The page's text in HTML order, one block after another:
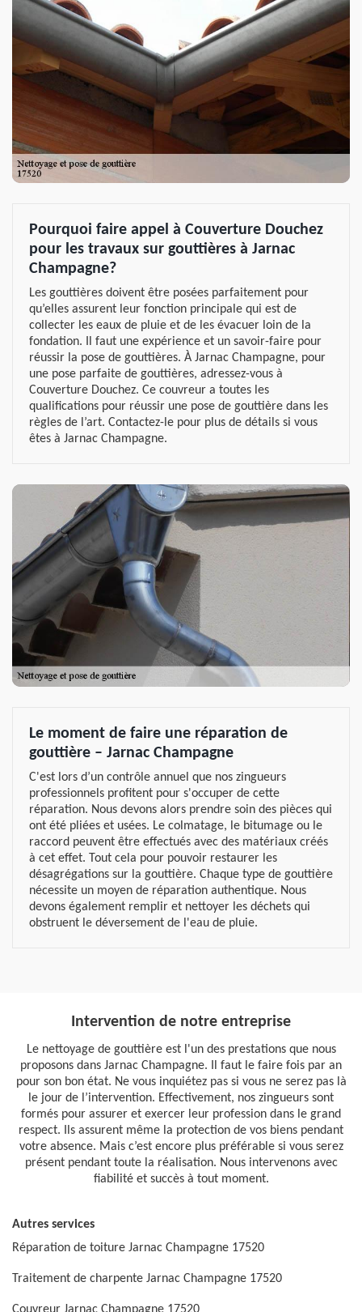
Pourquoi faire appel à Couverture Douchez
pour les travaux sur gouttières à Jarnac
Champagne?
Les gouttières doivent être posées parfaitement pour
qu’elles assurent leur fonction principale qui est de
collecter les eaux de pluie et de les évacuer loin de la
fondation. Il faut une expérience et un savoir-faire pour
réussir la pose de gouttières. À Jarnac Champagne, pour
une pose parfaite de gouttières, adressez-vous à
Couverture Douchez. Ce couvreur a toutes les
qualifications pour réussir une pose de gouttière dans les
règles de l’art. Contactez-le pour plus de détails si vous
êtes à Jarnac Champagne.
Le moment de faire une réparation de
gouttière – Jarnac Champagne
C'est lors d’un contrôle annuel que nos zingueurs
professionnels profitent pour s'occuper de cette
réparation. Nous devons alors prendre soin des pièces qui
ont été pliées et usées. Le colmatage, le bitumage ou le
raccord peuvent être effectués avec des matériaux créés
à cet effet. Tout cela pour pouvoir restaurer les
désagrégations sur la gouttière. Chaque type de gouttière
nécessite un moyen de réparation authentique. Nous
devons également remplir et nettoyer les déchets qui
obstruent le déversement de l'eau de pluie.
Intervention de notre entreprise
Le nettoyage de gouttière est l'un des prestations que nous
proposons dans Jarnac Champagne. Il faut le faire fois par an
pour son bon état. Ne vous inquiétez pas si vous ne serez pas là
le jour de l’intervention. Effectivement, nos zingueurs sont
formés pour assurer et exercer leur profession dans le grand
respect. Ils assurent même la protection de vos biens pendant
votre absence. Mais c’est encore plus préférable si vous serez
présent pendant toute la réalisation. Nous intervenons avec
fiabilité et succès à tout moment.
Autres services
Réparation de toiture Jarnac Champagne 17520
Traitement de charpente Jarnac Champagne 17520